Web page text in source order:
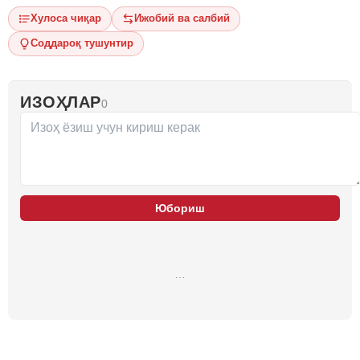
Хулоса чиқар Ижобий ва салбий
Соддароқ тушунтир
ИЗОҲЛАР0
Юбориш